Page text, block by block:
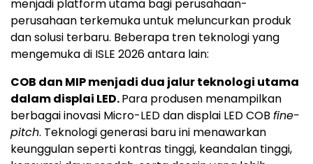
menjadi platform utama bagi perusahaan-
perusahaan terkemuka untuk meluncurkan produk
dan solusi terbaru. Beberapa tren teknologi yang
mengemuka di ISLE 2026 antara lain:
COB dan MIP menjadi dua jalur teknologi utama
dalam displai LED.Para produsen menampilkan
berbagai inovasi Micro-LED dan displai LED COB fine-
pitch. Teknologi generasi baru ini menawarkan
keunggulan seperti kontras tinggi, keandalan tinggi,